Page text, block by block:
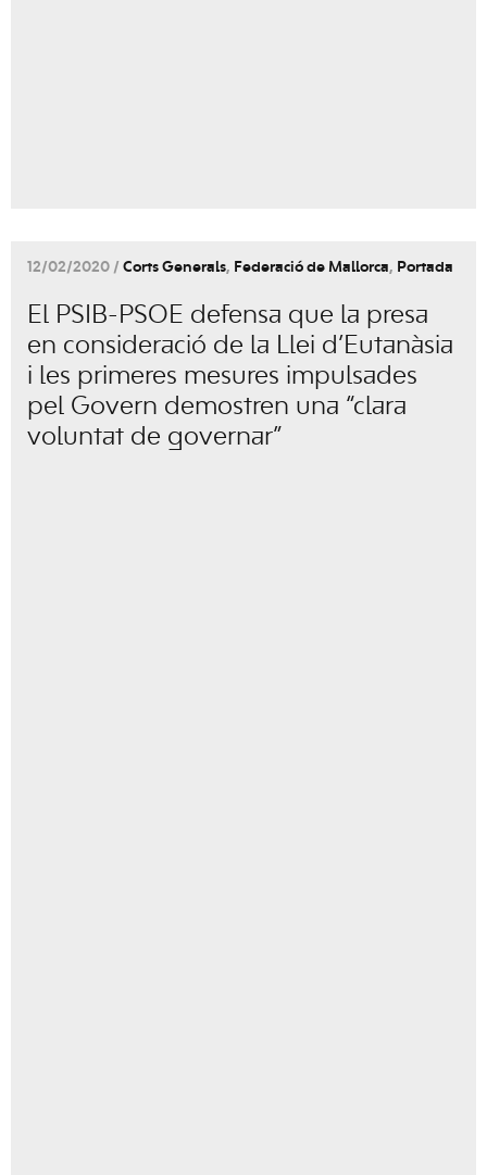
12/02/2020 / Corts Generals, Federació de Mallorca, Portada
El PSIB-PSOE defensa que la presa
en consideració de la Llei d’Eutanàsia
i les primeres mesures impulsades
pel Govern demostren una “clara
voluntat de governar”